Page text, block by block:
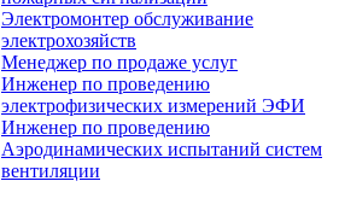
Электромонтер обслуживание
электрохозяйств
Менеджер по продаже услуг
Инженер по проведению
электрофизических измерений ЭФИ
Инженер по проведению
Аэродинамических испытаний систем
вентиляции